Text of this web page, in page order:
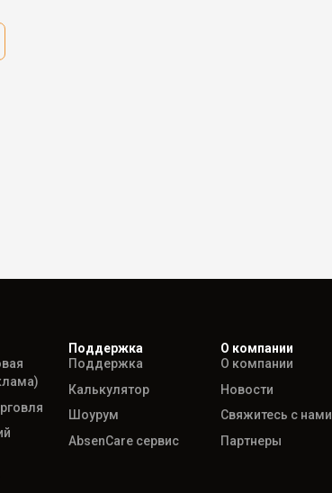
Поддержка
Поддержка
Калькулятор
Шоурум
AbsenCare сервис
О компании
О компании
Новости
Свяжитесь с нами
Партнеры